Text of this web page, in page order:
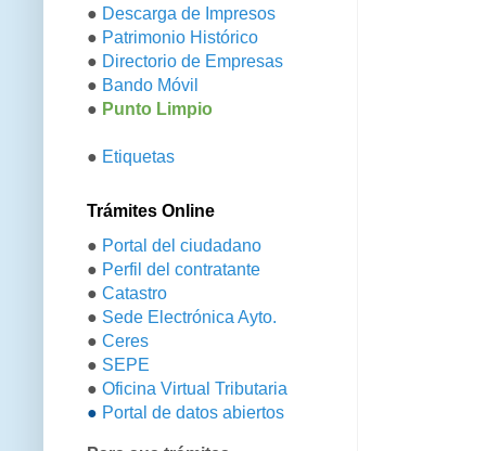
● Descarga de Impresos
● Patrimonio Histórico
● Directorio de Empresas
● Bando Móvil
● Punto Limpio
● Etiquetas
Trámites Online
● Portal del ciudadano
● Perfil del contratante
● Catastro
● Sede Electrónica Ayto.
● Ceres
● SEPE
● Oficina Virtual Tributaria
● Portal de datos abiertos